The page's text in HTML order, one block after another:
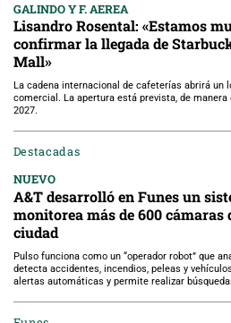
GALINDO Y F. AEREA
Lisandro Rosental: «Estamos
confirmar la llegada de
Mall»
La cadena internacional de cafeterías abrirá un
comercial. La apertura está prevista, de
2027.
Destacadas
NUEVO
A&T desarrolló en Funes un
monitorea más de 600
ciudad
Pulso funciona como un “operador robot” que
detecta accidentes, incendios, peleas y
alertas automáticas y permite realizar